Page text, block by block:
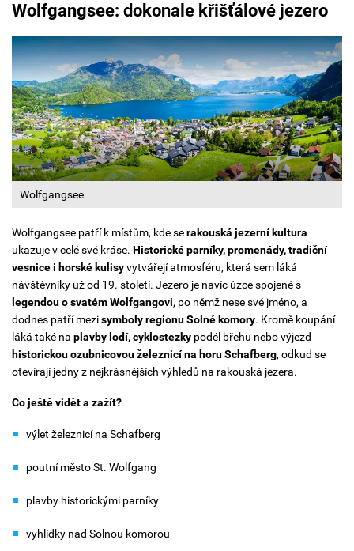
Wolfgangsee: dokonale křišťálové jezero
Wolfgangsee
Wolfgangsee patří k místům, kde serakouská jezerní kultura
ukazuje v celé své kráse. Historické parníky, promenády, tradiční
vesnice i horské kulisyvytvářejí atmosféru, která sem láká
návštěvníky už od 19. století. Jezero je navíc úzce spojené s
legendou o svatém Wolfgangovi, po němž nese své jméno, a
dodnes patří mezisymboly regionu Solné komory. Kromě koupání
láká také na plavby lodí, cyklostezky podél břehu nebo výjezd
historickou ozubnicovou železnicí na horu Schafberg, odkud se
otevírají jedny z nejkrásnějších výhledů na rakouská jezera.
Co ještě vidět a zažít?
výlet železnicí na Schafberg
poutní město St. Wolfgang
plavby historickými parníky
vyhlídky nad Solnou komorou